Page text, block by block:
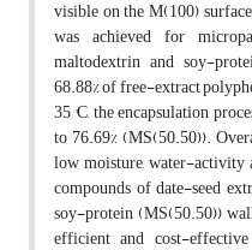
visible on the M(100)
was achieved for
maltodextrin and soy-
68.88% of free-extract
35 °C, the encapsulation
to 76.69% (MS(50.50)).
low moisture, water-
compounds of date-seed
soy-protein (MS(50.50))
efficient and cost-